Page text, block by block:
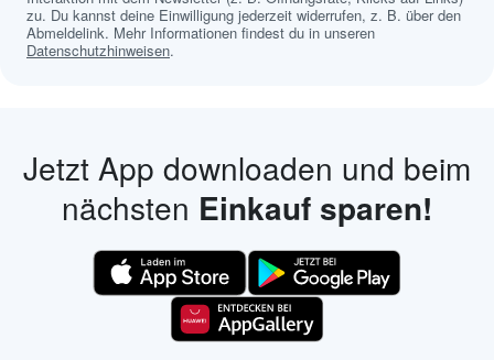
zu. Du kannst deine Einwilligung jederzeit widerrufen, z. B. über den
Abmeldelink. Mehr Informationen findest du in unseren
Datenschutzhinweisen.
Jetzt App downloaden und beim
nächsten Einkauf sparen!